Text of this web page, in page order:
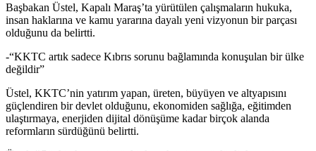
Başbakan Üstel, Kapalı Maraş’ta yürütülen çalışmaların hukuka,
insan haklarına ve kamu yararına dayalı yeni vizyonun bir parçası
olduğunu da belirtti.
-“KKTC artık sadece Kıbrıs sorunu bağlamında konuşulan bir ülke
değildir”
Üstel, KKTC’nin yatırım yapan, üreten, büyüyen ve altyapısını
güçlendiren bir devlet olduğunu, ekonomiden sağlığa, eğitimden
ulaştırmaya, enerjiden dijital dönüşüme kadar birçok alanda
reformların sürdüğünü belirtti.